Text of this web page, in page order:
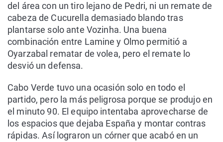
del área con un tiro lejano de Pedri, ni un remate de
cabeza de Cucurella demasiado blando tras
plantarse solo ante Vozinha. Una buena
combinación entre Lamine y Olmo permitió a
Oyarzabal rematar de volea, pero el remate lo
desvió un defensa.
Cabo Verde tuvo una ocasión solo en todo el
partido, pero la más peligrosa porque se produjo en
el minuto 90. El equipo intentaba aprovecharse de
los espacios que dejaba España y montar contras
rápidas. Así lograron un córner que acabó en un